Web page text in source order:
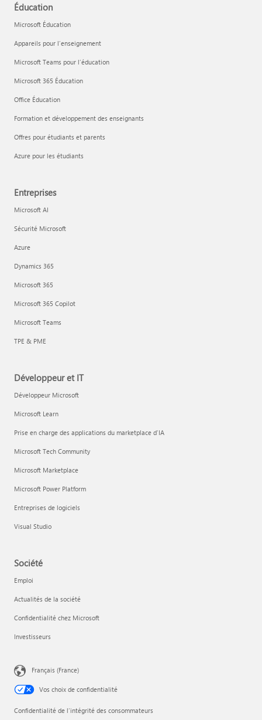
Éducation
Microsoft Éducation
Appareils pour l’enseignement
Microsoft Teams pour l’éducation
Microsoft 365 Éducation
Office Éducation
Formation et développement des enseignants
Offres pour étudiants et parents
Azure pour les étudiants
Entreprises
Microsoft AI
Sécurité Microsoft
Azure
Dynamics 365
Microsoft 365
Microsoft 365 Copilot
Microsoft Teams
TPE & PME
Développeur et IT
Développeur Microsoft
Microsoft Learn
Prise en charge des applications du marketplace d’IA
Microsoft Tech Community
Microsoft Marketplace
Microsoft Power Platform
Entreprises de logiciels
Visual Studio
Société
Emploi
Actualités de la société
Confidentialité chez Microsoft
Investisseurs
Français (France)
Vos choix de confidentialité
Confidentialité de l’intégrité des consommateurs